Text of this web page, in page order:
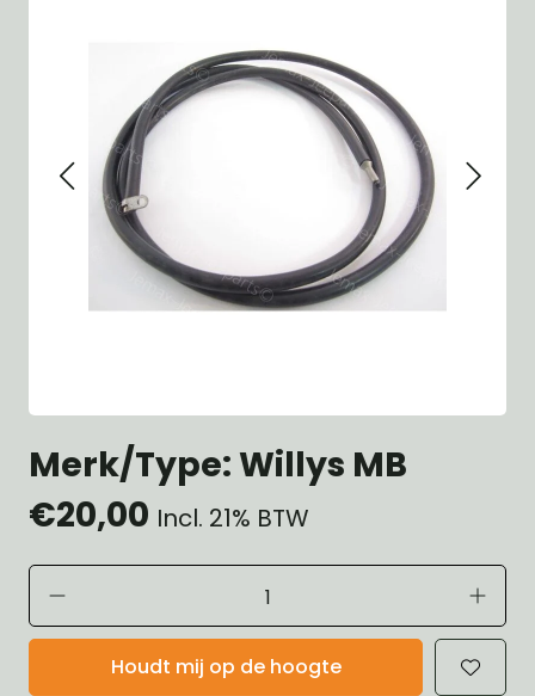
Merk/Type: Willys MB
€20,00 Incl. 21% BTW
Houdt mij op de hoogte